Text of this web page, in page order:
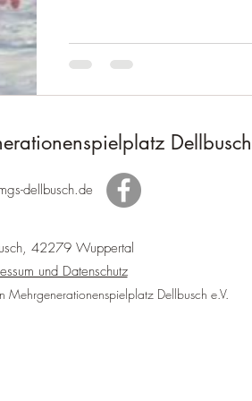
dellbusch.de
42279 Wuppertal
und Datenschutz
Dellbusch e.V.